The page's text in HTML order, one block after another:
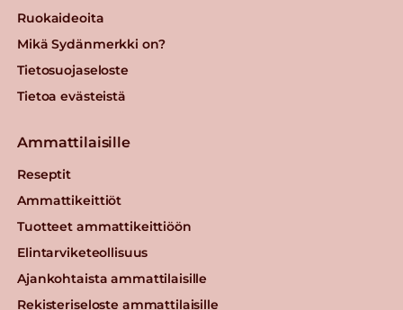
Ruokaideoita
Mikä Sydänmerkki on?
Tietosuojaseloste
Tietoa evästeistä
Ammattilaisille
Reseptit
Ammattikeittiöt
Tuotteet ammattikeittiöön
Elintarviketeollisuus
Ajankohtaista ammattilaisille
Rekisteriseloste ammattilaisille